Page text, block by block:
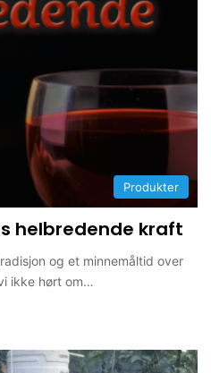
Produkter
helbredende kraft
og et minnemåltid over
ikke hørt om…